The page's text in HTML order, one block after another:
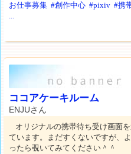
お仕事募集 #創作中心 #pixiv #携
...
ココアケーキルーム
ENJUさん
オリジナルの携帯待ち受け画面
ています。まだすくないですが、
ったら覗いてみてください＾＾